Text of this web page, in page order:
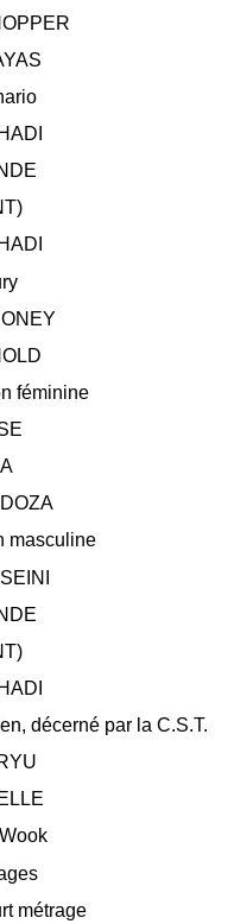
féminine
masculine
décerné par la C.S.T.
métrage